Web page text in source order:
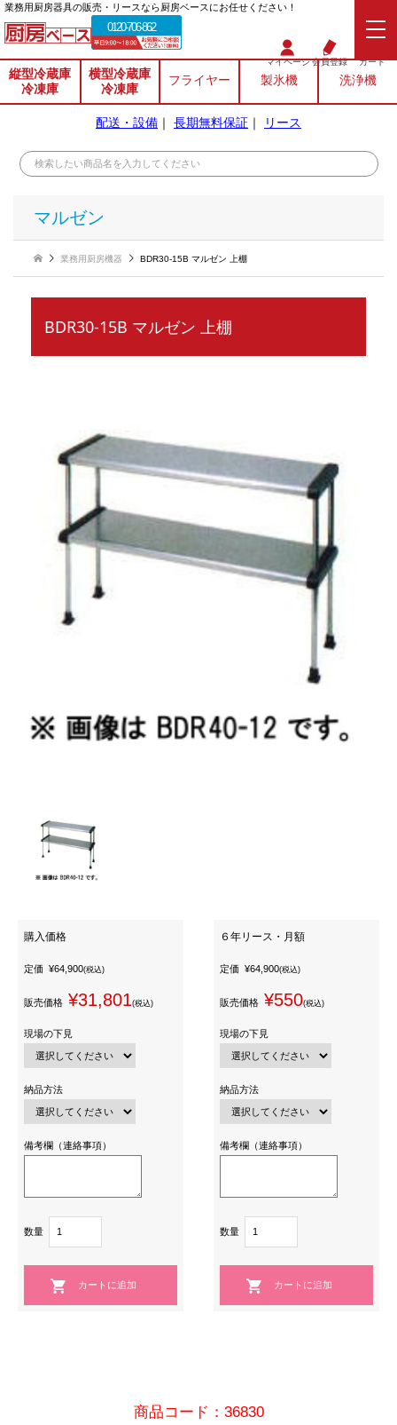
業務⽤厨房器具の販売・リースなら厨房ベースにお任せください！
0120-706-862
マイページ会員登録 カート
縦型冷蔵庫
冷凍庫
横型冷蔵庫
冷凍庫
フライヤー 製氷機 洗浄機
配送・設備 ｜ 長期無料保証 ｜ リース
マルゼン
業務用厨房機器 BDR30-15B マルゼン 上棚
BDR30-15B マルゼン 上棚
購入価格
定価 ¥64,900(税込)
販売価格 ¥31,801(税込)
現場の下見
納品方法
備考欄（連絡事項）
数量
６年リース・月額
定価 ¥64,900(税込)
販売価格 ¥550(税込)
現場の下見
納品方法
備考欄（連絡事項）
数量
商品コード：36830